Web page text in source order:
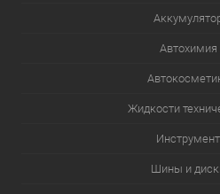
Автохимия
Жидкости
Инструмент
Шины и